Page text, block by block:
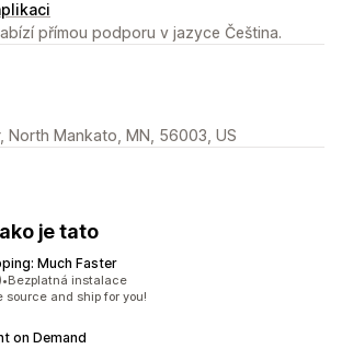
přímou podporu v jazyce Čeština.
North Mankato, MN, 56003, US
je tato
Much Faster
recenzí: 2547
•Bezplatná instalace
source and ship for you!
on Demand